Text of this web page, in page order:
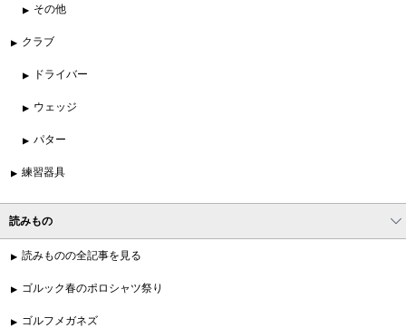
その他
クラブ
ドライバー
ウェッジ
パター
練習器具
読みもの
読みものの全記事を見る
ゴルック春のポロシャツ祭り
ゴルフメガネズ